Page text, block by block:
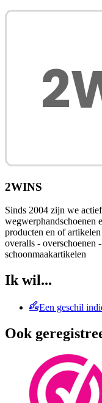
2WINS
Sinds 2004 zijn we
wegwerphandschoenen
producten en of
overalls - overschoenen
schoonmaakartikelen
Ik wil...
Een geschil
Ook